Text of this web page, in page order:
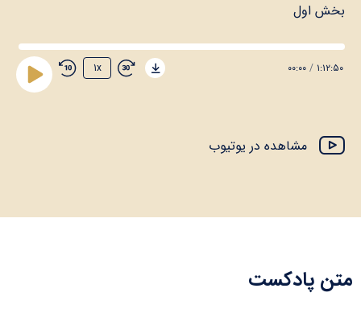
بخش اول
1x ۰۰:۰۰ / ۱:۱۲:۵۰
مشاهده در یوتیوب
متن پادکست